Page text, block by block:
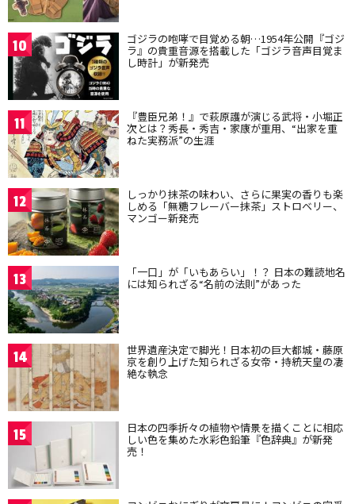
10 ゴジラの咆哮で目覚める朝…1954年公開『ゴジ
ラ』の貴重音源を搭載した「ゴジラ音声目覚ま
し時計」が新発売
11 『豊臣兄弟！』で萩原護が演じる武将・小堀正
次とは？秀長・秀吉・家康が重用、“出家を重
ねた実務派”の生涯
12 しっかり抹茶の味わい、さらに果実の香りも楽
しめる「無糖フレーバー抹茶」ストロベリー、
マンゴー新発売
13 「一口」が「いもあらい」！？ 日本の難読地名
には知られざる“名前の法則”があった
14 世界遺産決定で脚光！日本初の巨大都城・藤原
京を創り上げた知られざる女帝・持統天皇の凄
絶な執念
15 日本の四季折々の植物や情景を描くことに相応
しい色を集めた水彩色鉛筆『色辞典』が新発
売！